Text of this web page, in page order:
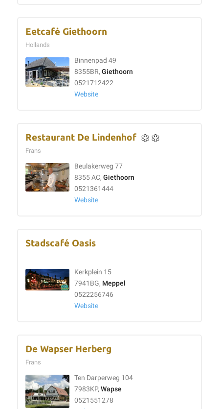
Eetcafé Giethoorn
Hollands
Binnenpad 49
8355BR, Giethoorn
0521712422
Website
Restaurant De Lindenhof
Frans
Beulakerweg 77
8355 AC, Giethoorn
0521361444
Website
Stadscafé Oasis
Kerkplein 15
7941BG, Meppel
0522256746
Website
De Wapser Herberg
Frans
Ten Darperweg 104
7983KP, Wapse
0521551278